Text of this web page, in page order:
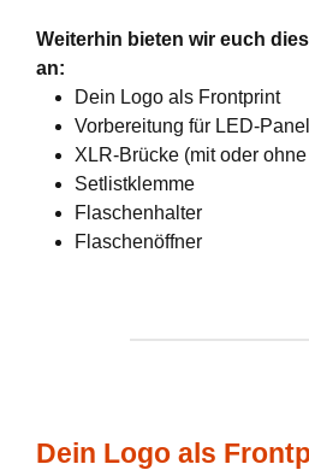
Weiterhin bieten wir euch
an:
Dein Logo als Frontprint
Vorbereitung für LED-
XLR-Brücke (mit oder
Setlistklemme
Flaschenhalter
Flaschenöffner
Dein Logo als